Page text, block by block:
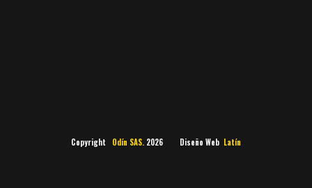
Copyright Odín SAS. 2026 Diseño Web Latín